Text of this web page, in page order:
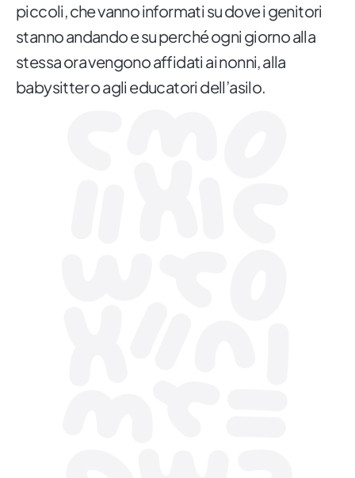
piccoli, che vanno informati su dove i genitori
stanno andando e su perché ogni giorno alla
stessa ora vengono affidati ai nonni, alla
babysitter o agli educatori dell’asilo.